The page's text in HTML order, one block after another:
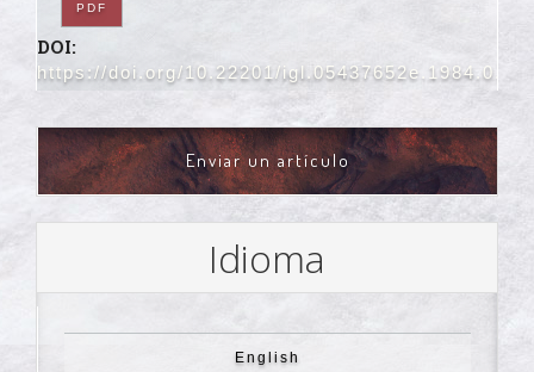
PDF
DOI:
https://doi.org/10.22201/
ENVIAR
UN
ARTÍCULO
Enviar un artículo
Idioma
English